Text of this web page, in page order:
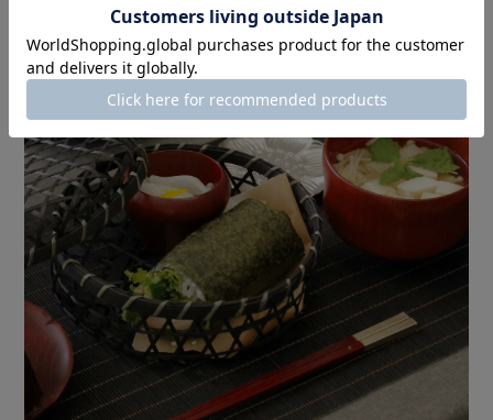
おもてなしの際の
バスケットとしても活躍します